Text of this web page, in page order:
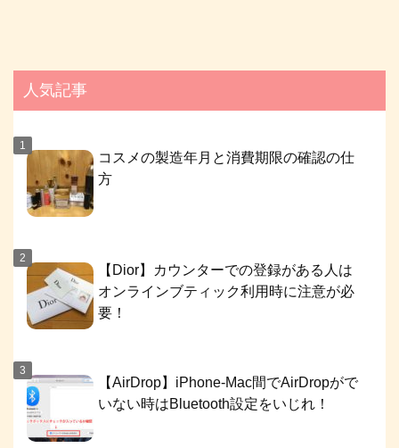
人気記事
コスメの製造年月と消費期限の確認の仕
方
【Dior】カウンターでの登録がある人は
オンラインブティック利用時に注意が必
要！
【AirDrop】iPhone-Mac間でAirDropがで
いない時はBluetooth設定をいじれ！